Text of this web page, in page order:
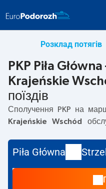
Розклад потягів
PKP Piła
Krajeńskie
поїздів
Сполучення PKP на
Krajeńskie Wschód
Останній потяг до
21:37. На маршрутіPiła
Wschódкурсують також
нижчу ціну квитка і
Piła Główna